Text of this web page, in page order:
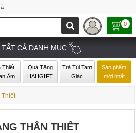
0
CẢ DANH MỤC
Thiết
Âm
Quà Tặng
HALIGIFT
Trà Túi Tam
Giác
Sản phẩm
mới nhất
Thiết
THÂN THIẾT